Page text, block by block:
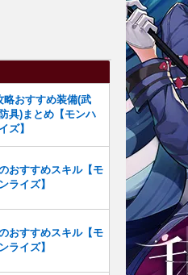
略おすすめ装備(武
具)まとめ【モンハ
ズ】
おすすめスキル【モ
ライズ】
おすすめスキル【モ
ライズ】